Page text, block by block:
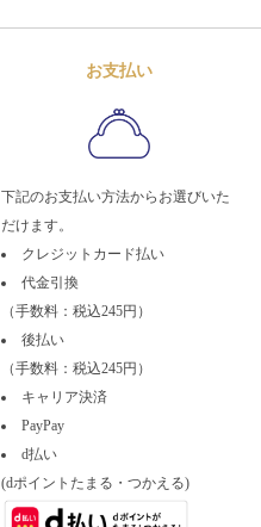
お支払い
下記のお支払い方法からお選びいた
だけます。
クレジットカード払い
代金引換
（手数料：税込245円）
後払い
（手数料：税込245円）
キャリア決済
PayPay
d払い
(dポイントたまる・つかえる)